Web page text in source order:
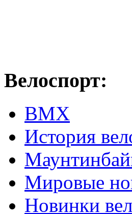
Велоспорт:
ВМХ
История
Мировые
Новинки